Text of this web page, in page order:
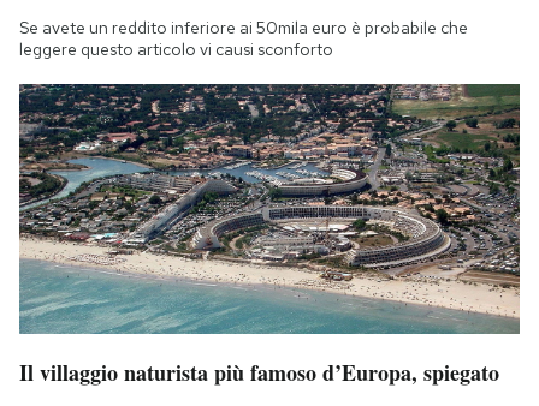
Se avete un reddito inferiore ai 50mila euro è probabile che
leggere questo articolo vi causi sconforto
Il villaggio naturista più famoso d’Europa, spiegato